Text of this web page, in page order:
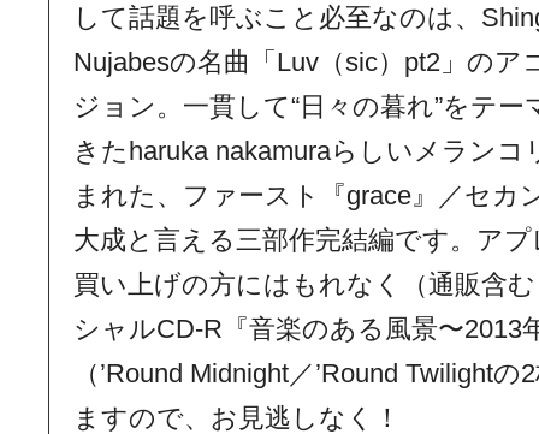
して話題を呼ぶこと必至なのは、
Nujabesの名曲「Luv（sic）pt2」の
ジョン。一貫して“日々の暮れ”をテ
きたharuka nakamuraらしいメラン
まれた、ファースト『grace』／セカ
大成と言える三部作完結編です。ア
買い上げの方にはもれなく（通販含
シャルCD-R『音楽のある風景〜2013
（’Round Midnight／’Round Twilight
ますので、お見逃しなく！